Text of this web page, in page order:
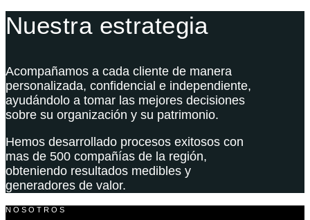
Nuestra estrategia
Acompañamos a cada cliente de manera
personalizada, confidencial e independiente,
ayudándolo a tomar las mejores decisiones
sobre su organización y su patrimonio.
Hemos desarrollado procesos exitosos con
mas de 500 compañías de la región,
obteniendo resultados medibles y
generadores de valor.
NOSOTROS